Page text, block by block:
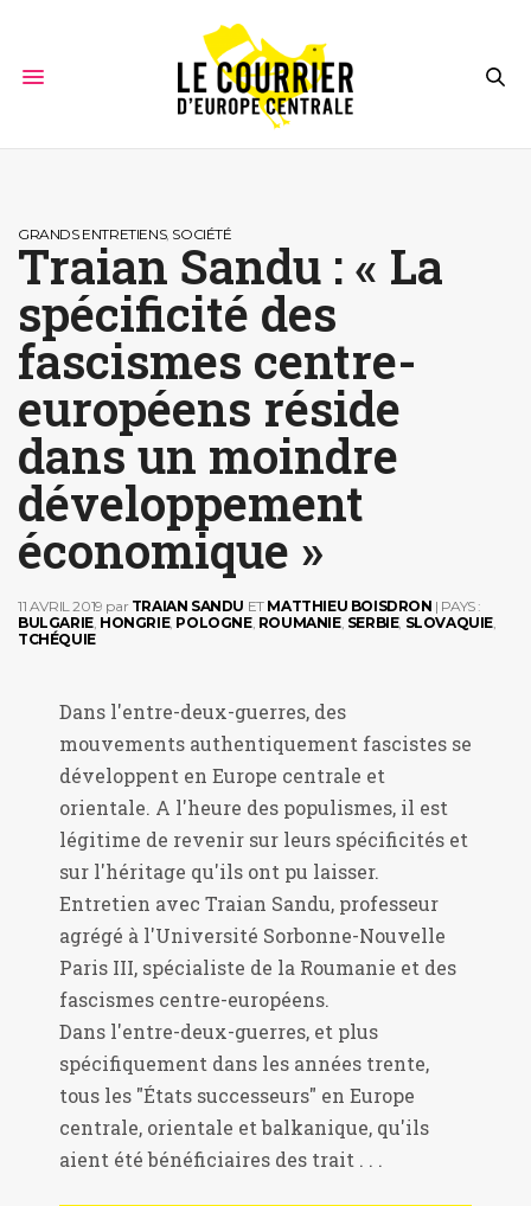
GRANDS ENTRETIENS, SOCIÉTÉ
Traian Sandu : « La
spécificité des
fascismes centre-
européens réside
dans un moindre
développement
économique »
11 AVRIL 2019 par TRAIAN SANDU ET MATTHIEU BOISDRON | PAYS :
BULGARIE, HONGRIE, POLOGNE, ROUMANIE, SERBIE, SLOVAQUIE
TCHÉQUIE
Dans l'entre-deux-guerres, des
mouvements authentiquement fascistes se
développent en Europe centrale et
orientale. A l'heure des populismes, il est
légitime de revenir sur leurs spécificités et
sur l'héritage qu'ils ont pu laisser.
Entretien avec Traian Sandu, professeur
agrégé à l'Université Sorbonne-Nouvelle
Paris III, spécialiste de la Roumanie et des
fascismes centre-européens.
Dans l'entre-deux-guerres, et plus
spécifiquement dans les années trente,
tous les "États successeurs" en Europe
centrale, orientale et balkanique, qu'ils
aient été bénéficiaires des trait . . .